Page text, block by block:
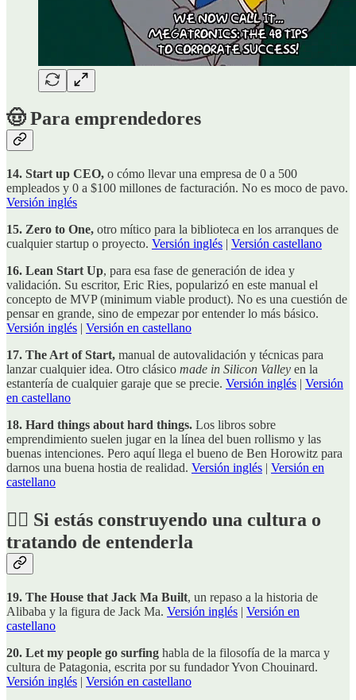
🤠 Para emprendedores
14. Start up CEO, o cómo llevar una empresa de 0 a 500
empleados y 0 a $100 millones de facturación. No es moco de pavo.
Versión inglés
15. Zero to One, otro mítico para la biblioteca en los arranques de
cualquier startup o proyecto. Versión inglés | Versión castellano
16. Lean Start Up, para esa fase de generación de idea y
validación. Su escritor, Eric Ries, popularizó en este manual el
concepto de MVP (minimum viable product). No es una cuestión de
pensar en grande, sino de empezar por entender lo más básico.
Versión inglés | Versión en castellano
17. The Art of Start, manual de autovalidación y técnicas para
lanzar cualquier idea. Otro clásico made in Silicon Valley en la
estantería de cualquier garaje que se precie. Versión inglés | Versión
en castellano
18. Hard things about hard things. Los libros sobre
emprendimiento suelen jugar en la línea del buen rollismo y las
buenas intenciones. Pero aquí llega el bueno de Ben Horowitz para
darnos una buena hostia de realidad. Versión inglés | Versión en
castellano
🏴‍☠️ Si estás construyendo una cultura o
tratando de entenderla
19. The House that Jack Ma Built, un repaso a la historia de
Alibaba y la figura de Jack Ma. Versión inglés | Versión en
castellano
20. Let my people go surfing habla de la filosofía de la marca y
cultura de Patagonia, escrita por su fundador Yvon Chouinard.
Versión inglés | Versión en castellano